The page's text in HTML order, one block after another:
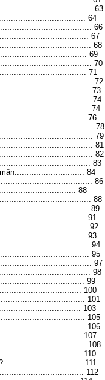
63
64
66
67
68
69
70
71
72
73
74
74
76
78
79
81
82
83
84
86
88
88
89
91
92
93
94
95
97
98
99
100
101
103
105
106
107
108
110
111
112